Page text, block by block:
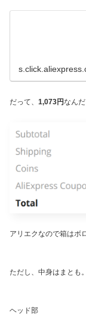
だって、 1,073円なんだ
アリエクなので箱はボ
ただし、中身はまとも。
ヘッド部